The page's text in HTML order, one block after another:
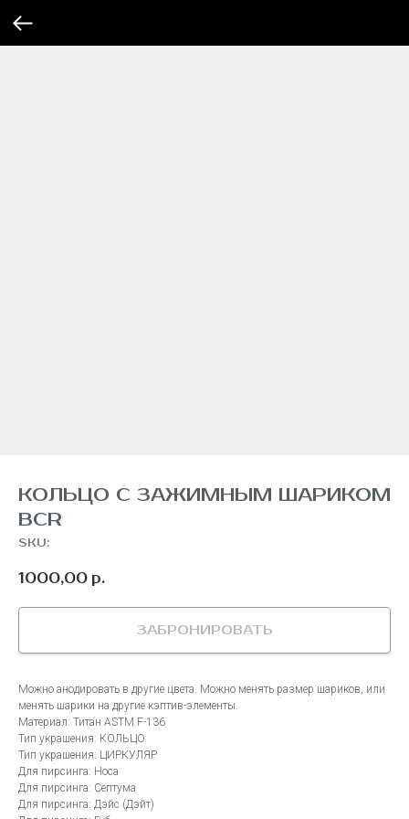
КОЛЬЦО С ЗАЖИМНЫМ ШАРИКОМ
BCR
SKU:
1000,00 р.
ЗАБРОНИРОВАТЬ
Можно анодировать в другие цвета. Можно менять размер шариков, или
менять шарики на другие кэптив-элементы.
Материал: Титан ASTM F-136
Тип украшения: КОЛЬЦО
Тип украшения: ЦИРКУЛЯР
Для пирсинга: Носа
Для пирсинга: Септума
Для пирсинга: Дэйс (Дэйт)